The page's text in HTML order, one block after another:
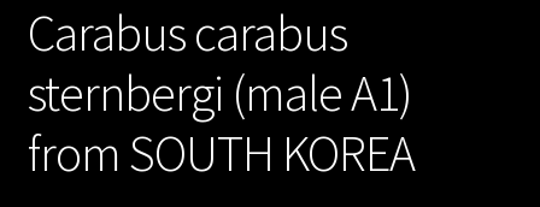
Carabus carabus
sternbergi (male A1)
from SOUTH KOREA